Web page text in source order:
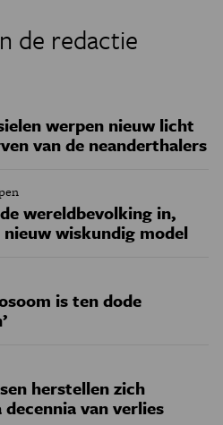
de redactie
werpen nieuw licht
van de neanderthalers
wereldbevolking in,
wiskundig model
is ten dode
herstellen zich
van verlies